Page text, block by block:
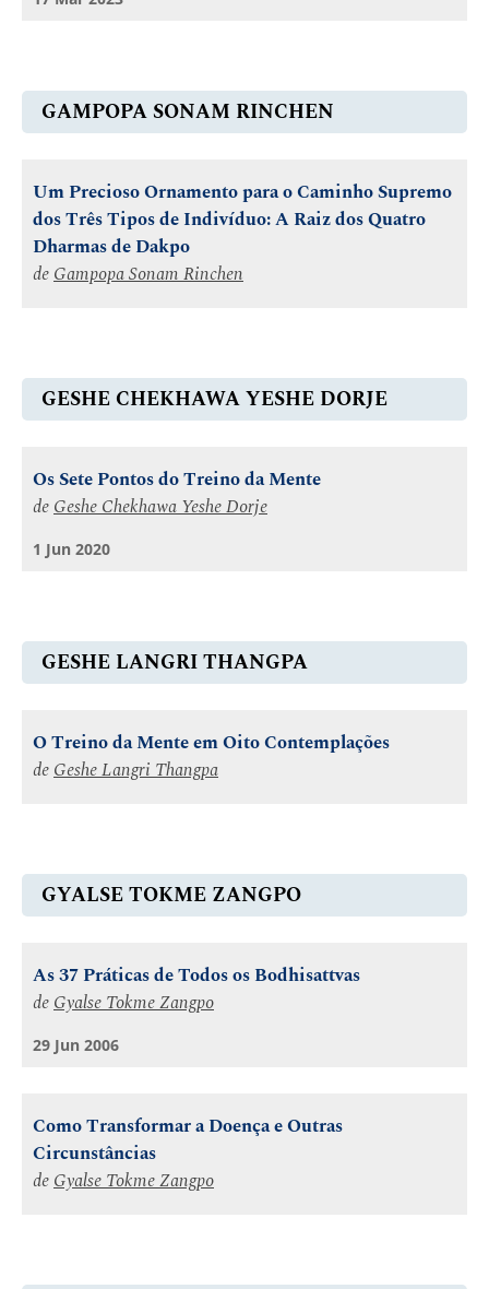
GAMPOPA SONAM RINCHEN
Um Precioso Ornamento para o Caminho Supremo
dos Três Tipos de Indivíduo: A Raiz dos Quatro
Dharmas de Dakpo
deGampopa Sonam Rinchen
GESHE CHEKHAWA YESHE DORJE
Os Sete Pontos do Treino da Mente
deGeshe Chekhawa Yeshe Dorje
1 Jun 2020
GESHE LANGRI THANGPA
O Treino da Mente em Oito Contemplações
deGeshe Langri Thangpa
GYALSE TOKME ZANGPO
As 37 Práticas de Todos os Bodhisattvas
deGyalse Tokme Zangpo
29 Jun 2006
Como Transformar a Doença e Outras
Circunstâncias
deGyalse Tokme Zangpo